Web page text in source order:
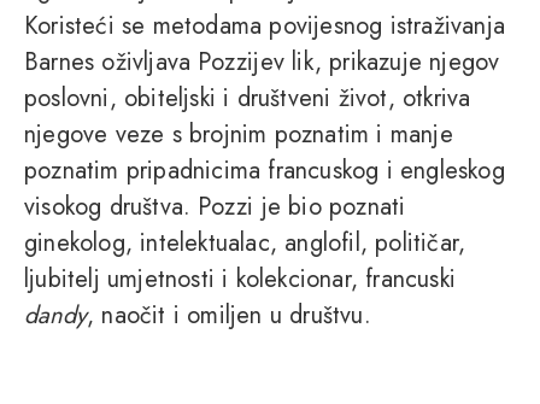
Koristeći se metodama povijesnog istraživanja
Barnes oživljava Pozzijev lik, prikazuje njegov
poslovni, obiteljski i društveni život, otkriva
njegove veze s brojnim poznatim i manje
poznatim pripadnicima francuskog i engleskog
visokog društva. Pozzi je bio poznati
ginekolog, intelektualac, anglofil, političar,
ljubitelj umjetnosti i kolekcionar, francuski
dandy, naočit i omiljen u društvu.